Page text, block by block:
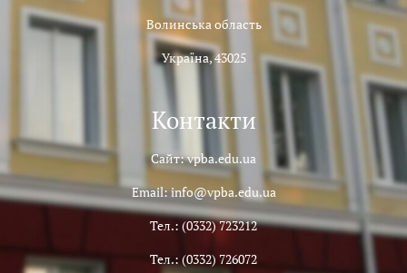
Волинська область
Україна, 43025
Контакти
Сайт: vpba.edu.ua
Email: info@vpba.edu.ua
Тел.: (0332) 723212
Тел.: (0332) 726072